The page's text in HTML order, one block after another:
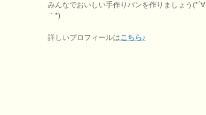
みんなでおいしい手作りパンを作りましょう(*´∀
｀*)
詳しいプロフィールはこちら♪